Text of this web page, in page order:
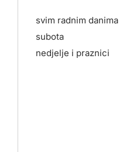
svim radnim danima
subota
nedjelje i praznici